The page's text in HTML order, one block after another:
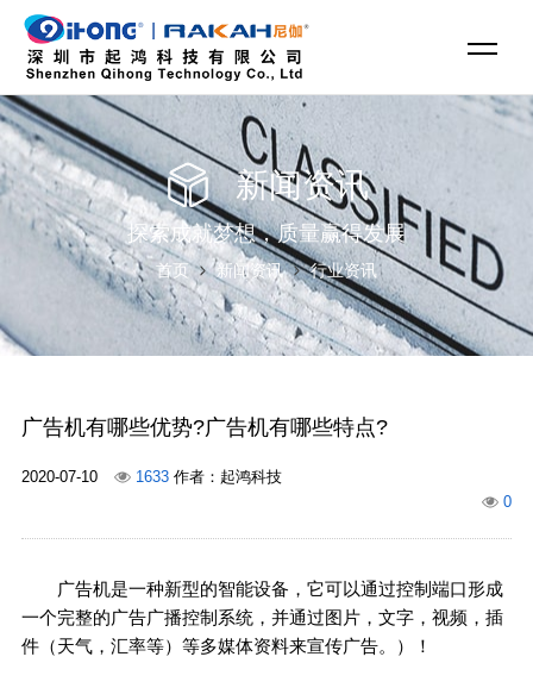
新闻资讯
探索成就梦想，质量赢得发展
首页 新闻资讯 行业资讯
广告机有哪些优势?广告机有哪些特点?
2020-07-10 1633作者：起鸿科技
0
广告机是一种新型的智能设备，它可以通过控制端口形成
一个完整的广告广播控制系统，并通过图片，文字，视频，插
件（天气，汇率等）等多媒体资料来宣传广告。）！